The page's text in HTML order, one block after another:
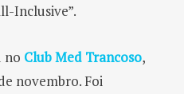
Inclusive”.
no Club Med Trancoso,
novembro. Foi